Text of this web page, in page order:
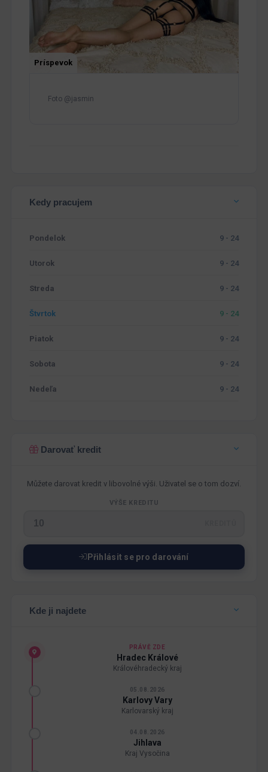
Príspevok
Foto @jasmin
Kedy pracujem
Pondelok 9 - 24
Utorok 9 - 24
Streda 9 - 24
Štvrtok 9 - 24
Piatok 9 - 24
Sobota 9 - 24
Nedeľa 9 - 24
Darovať kredit
Můžete darovat kredit v libovolné výši. Uživatel se o tom dozví.
VÝŠE KREDITU
Přihlásit se pro darování
Kde ji najdete
PRÁVĚ ZDE
Hradec Králové
Královéhradecký kraj
05.08.2026
Karlovy Vary
Karlovarský kraj
04.08.2026
Jihlava
Kraj Vysočina